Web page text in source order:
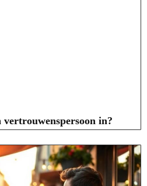
vertrouwenspersoon in?